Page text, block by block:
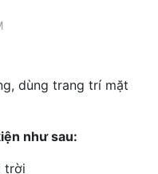
dùng trang trí mặt
như sau:
trời